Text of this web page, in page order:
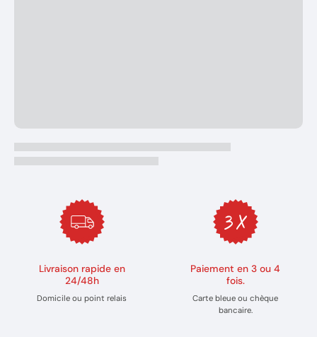
Livraison rapide en
24/48h
Domicile ou point relais
Paiement en 3 ou 4
fois.
Carte bleue ou chèque
bancaire.